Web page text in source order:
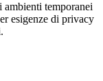
ambienti temporanei
esigenze di privacy